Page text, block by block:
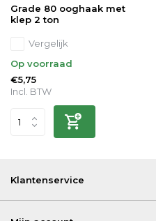
Grade 80 ooghaak met
klep 2 ton
Vergelijk
Op voorraad
€5,75
Incl. BTW
Klantenservice